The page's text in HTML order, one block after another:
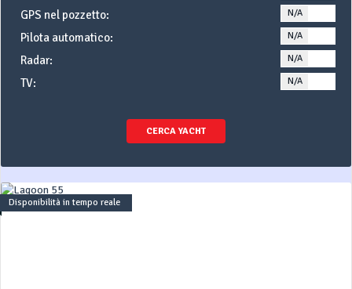
GPS nel pozzetto: N/A
Pilota automatico: N/A
Radar: N/A
TV: N/A
CERCA YACHT
Disponibilità in tempo reale